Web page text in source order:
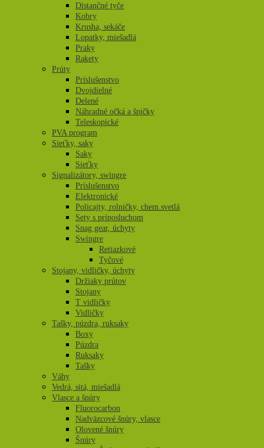
Distančné tyče
Kobry
Krusha, sekáče
Lopatky, miešadlá
Praky
Rakety
Prúty
Príslušenstvo
Dvojdielné
Delené
Náhradné očká a špičky
Teleskopické
PVA program
Sieťky, saky
Saky
Sieťky
Signalizátory, swingre
Príslušenstvo
Elektronické
Policajty, rolničky, chem.svetlá
Sety s príposluchom
Snag gear, úchyty
Swingre
Retiazkové
Tyčové
Stojany, vidličky, úchyty
Držiaky prútov
Stojany
T vidličky
Vidličky
Tašky, púzdra, ruksaky
Boxy
Púzdra
Ruksaky
Tašky
Váhy
Vedrá, sitá, miešadlá
Vlasce a šnúry
Fluorocarbon
Nadväzcové šnúry, vlasce
Olovené šnúry
Šnúry